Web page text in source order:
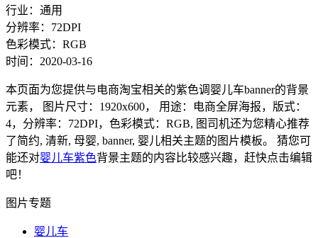
行业：通用
分辨率：72DPI
色彩模式：RGB
时间：2020-03-16
本页面为您提供与电商淘宝相关的紫色调婴儿车banner的背景
元素， 图片尺寸：1920x600， 用途：电商全屏海报，版式：
4，分辨率：72DPI，色彩模式：RGB, 图司机还为您精心推荐
了简约, 清新, 母婴, banner, 婴儿相关主题的图片模板。 猜您可
能还对婴儿车紫色背景主题的内容比较感兴趣，赶快点击编辑
吧！
图片专题
婴儿车